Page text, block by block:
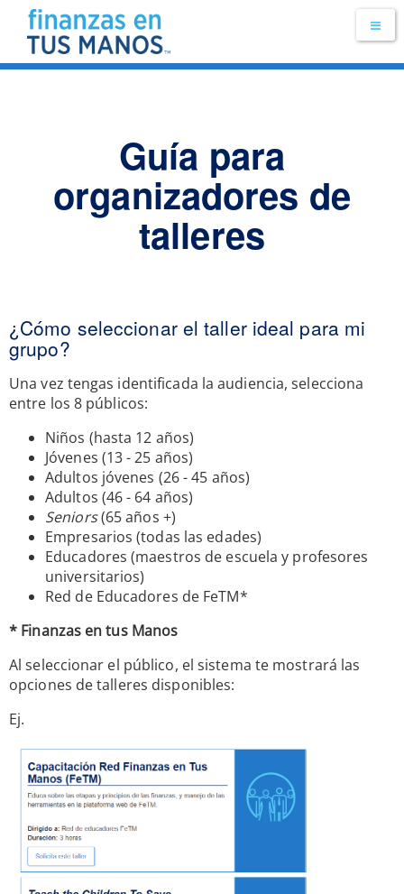
Guía para
organizadores de
talleres
¿Cómo seleccionar el taller ideal para mi
grupo?
Una vez tengas identificada la audiencia, selecciona
entre los 8 públicos:
Niños (hasta 12 años)
Jóvenes (13 - 25 años)
Adultos jóvenes (26 - 45 años)
Adultos (46 - 64 años)
Seniors(65 años +)
Empresarios (todas las edades)
Educadores (maestros de escuela y profesores
universitarios)
Red de Educadores de FeTM*
* Finanzas en tus Manos
Al seleccionar el público, el sistema te mostrará las
opciones de talleres disponibles:
Ej.